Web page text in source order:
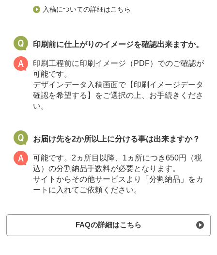
入稿についての詳細はこちら
印刷前に仕上がりのイメージを確認出来ますか。
印刷工程前に印刷イメージ（PDF）でのご確認が
可能です。
デザインデータ入稿画面で【印刷イメージデータ
確認を希望する】をご選択の上、お手続きくださ
い。
お届け先を2か所以上に分ける事は出来ますか？
可能です。2ヵ所目以降、1ヵ所につき650円（税
込）の分割納品手数料が必要となります。
サイトからその他サービスより「分割納品」をカ
ートに入れてご依頼ください。
FAQの詳細はこちら